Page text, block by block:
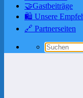
🤝Gastbeiträge
🛍️ Unsere
🔗 Partnerseiten